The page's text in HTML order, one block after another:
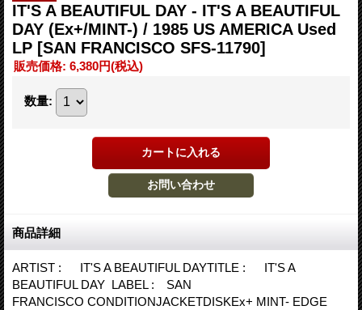
IT'S A BEAUTIFUL DAY - IT'S A BEAUTIFUL
DAY (Ex+/MINT-) / 1985 US AMERICA Used
LP [SAN FRANCISCO SFS-11790]
販売価格: 6,380円(税込)
数量:
商品詳細
ARTIST : IT'S A BEAUTIFUL DAYTITLE : IT'S A
BEAUTIFUL DAY LABEL : SAN
FRANCISCO CONDITIONJACKETDISKEx+ MINT- EDGE